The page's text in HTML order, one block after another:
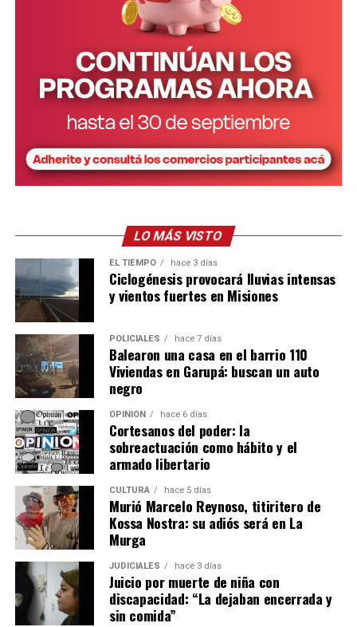
para cada uno de los tramos de edad. La estimación
mensual es la siguiente: menores de un año: 147 horas.
De 1 a 3 años: 168 horas. De 4 a 5 años: 105 horas y de 6
a 12 años: 68 horas.
A su vez, las horas de cuidado se valorizan tomando la
remuneración de la categoría “Asistencia y cuidado de
personas” del Régimen Especial de Contrato de Trabajo
para el Personal de Casas Particulares.
LO MÁS VISTO
EL TIEMPO hace 3 días
Ciclogénesis provocará lluvias intensas
y vientos fuertes en Misiones
POLICIALES hace 7 días
Balearon una casa en el barrio 110
Viviendas en Garupá: buscan un auto
negro
OPINIÓN hace 6 días
Cortesanos del poder: la
sobreactuación como hábito y el
armado libertario
CULTURA hace 5 días
Murió Marcelo Reynoso, titiritero de
Kossa Nostra: su adiós será en La
Murga
JUDICIALES hace 3 días
Juicio por muerte de niña con
discapacidad: “La dejaban encerrada y
sin comida”